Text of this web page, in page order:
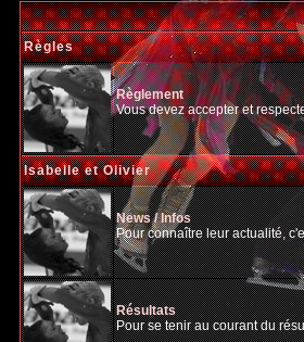
Règles
Règlement
Vous devez accepter et
Isabelle et Olivier
News / Infos
Pour connaître leur actualité,
Résultats
Pour se tenir au courant du